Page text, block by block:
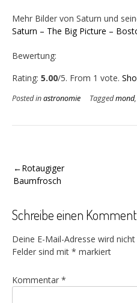
Mehr Bilder von Saturn und
Saturn – The Big Picture –
Bewertung:
Rate this item:
Rating: 5.00/5. From 1 vote.
Posted inastronomie Taggedmond,
Rotaugiger
Baumfrosch
Schreibe einen
Deine E-Mail-Adresse wird
Felder sind mit * markiert
Kommentar *